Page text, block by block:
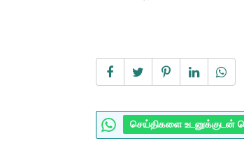
செய்திகளை உடனுக்குடன்